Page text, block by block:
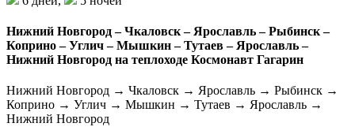
Нижний Новгород – Чкаловск – Ярославль – Рыбинск –
Коприно – Углич – Мышкин – Тутаев – Ярославль –
Нижний Новгород на теплоходе Космонавт Гагарин
Нижний Новгород → Чкаловск → Ярославль → Рыбинск →
Коприно → Углич → Мышкин → Тутаев → Ярославль →
Нижний Новгород